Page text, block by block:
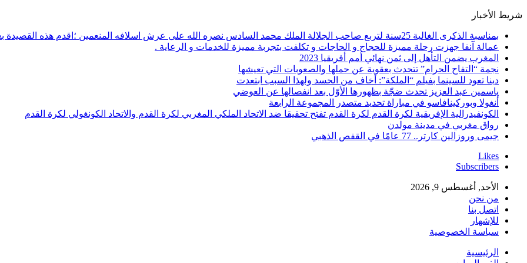
شريط الأخبار
بمناسبة الذكرى الغالية 25سنة لتربع صاحب الجلالة الملك محمد السادس نصره الله على عرش اسلافه المنعمين ؛اقدم هذه القصيدة بعنوان: Mon fidèle Roi Mohammed vI
عمالة آنفا جهزت رحلة مميزة للحجاج و الحاجات و تكلفت بتجربة مميزة للخدمات و الرعاية .
المغرب يضمن التأهل إلى ثمن نهائي أمم أفريقيا 2023
نجمة “التفاح الحرام” تتحدث بعقوية عن حملها والصعوبات التي تعيشها
دينا تعود للسينما بفيلم “الملكة”: أخاف من الحسد ولهذا السبب ابتعدت
ياسمين عبد العزيز تحدث ضجّة بظهورها الأوّل بعد انفصالها عن العوضي
أنغولا وبوركينافاسو في مباراة تحديد متصدر المجموعة الرابعة
الكونفيدرالية الإفريقية لكرة القدم لكرة القدم تفتح تحقيقا ضد الاتحاد الملكي المغربي لكرة القدم والاتحاد الكونغولي لكرة القدم
رواق مغربي في مدينة مولدن
جيمى وروزالين كارتر.. 77 عامًا في القفص الذهبي
Likes
Subscribers
الأحد, أغسطس 9, 2026
من نحن
اتصل بنا
للإشهار
سياسة الخصوصية
الرئيسية